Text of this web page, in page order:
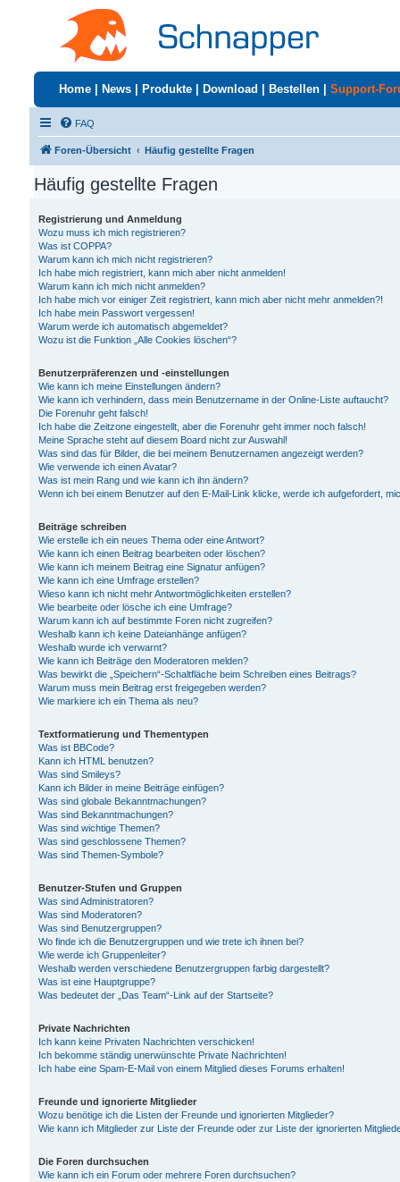
Home News Produkte Download Bestellen Support-
FAQ
Foren-Übersicht Häufig gestellte Fragen
Häufig gestellte Fragen
Registrierung und Anmeldung
Wozu muss ich mich registrieren?
Was ist COPPA?
Warum kann ich mich nicht registrieren?
Ich habe mich registriert, kann mich aber nicht anmelden!
Warum kann ich mich nicht anmelden?
Ich habe mich vor einiger Zeit registriert, kann mich aber nicht mehr anmelden?!
Ich habe mein Passwort vergessen!
Warum werde ich automatisch abgemeldet?
Wozu ist die Funktion „Alle Cookies löschen“?
Benutzerpräferenzen und -einstellungen
Wie kann ich meine Einstellungen ändern?
Wie kann ich verhindern, dass mein Benutzername in der Online-Liste auftaucht?
Die Forenuhr geht falsch!
Ich habe die Zeitzone eingestellt, aber die Forenuhr geht immer noch falsch!
Meine Sprache steht auf diesem Board nicht zur Auswahl!
Was sind das für Bilder, die bei meinem Benutzernamen angezeigt werden?
Wie verwende ich einen Avatar?
Was ist mein Rang und wie kann ich ihn ändern?
Wenn ich bei einem Benutzer auf den E-Mail-Link klicke, werde ich aufgefordert,
Beiträge schreiben
Wie erstelle ich ein neues Thema oder eine Antwort?
Wie kann ich einen Beitrag bearbeiten oder löschen?
Wie kann ich meinem Beitrag eine Signatur anfügen?
Wie kann ich eine Umfrage erstellen?
Wieso kann ich nicht mehr Antwortmöglichkeiten erstellen?
Wie bearbeite oder lösche ich eine Umfrage?
Warum kann ich auf bestimmte Foren nicht zugreifen?
Weshalb kann ich keine Dateianhänge anfügen?
Weshalb wurde ich verwarnt?
Wie kann ich Beiträge den Moderatoren melden?
Was bewirkt die „Speichern“-Schaltfläche beim Schreiben eines Beitrags?
Warum muss mein Beitrag erst freigegeben werden?
Wie markiere ich ein Thema als neu?
Textformatierung und Thementypen
Was ist BBCode?
Kann ich HTML benutzen?
Was sind Smileys?
Kann ich Bilder in meine Beiträge einfügen?
Was sind globale Bekanntmachungen?
Was sind Bekanntmachungen?
Was sind wichtige Themen?
Was sind geschlossene Themen?
Was sind Themen-Symbole?
Benutzer-Stufen und Gruppen
Was sind Administratoren?
Was sind Moderatoren?
Was sind Benutzergruppen?
Wo finde ich die Benutzergruppen und wie trete ich ihnen bei?
Wie werde ich Gruppenleiter?
Weshalb werden verschiedene Benutzergruppen farbig dargestellt?
Was ist eine Hauptgruppe?
Was bedeutet der „Das Team“-Link auf der Startseite?
Private Nachrichten
Ich kann keine Privaten Nachrichten verschicken!
Ich bekomme ständig unerwünschte Private Nachrichten!
Ich habe eine Spam-E-Mail von einem Mitglied dieses Forums erhalten!
Freunde und ignorierte Mitglieder
Wozu benötige ich die Listen der Freunde und ignorierten Mitglieder?
Wie kann ich Mitglieder zur Liste der Freunde oder zur Liste der ignorierten
Die Foren durchsuchen
Wie kann ich ein Forum oder mehrere Foren durchsuchen?